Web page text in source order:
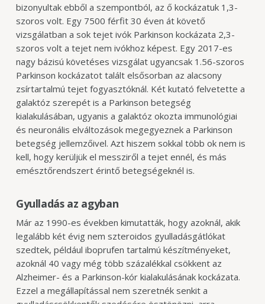
bizonyultak ebből a szempontból, az ő kockázatuk 1,3-
szoros volt. Egy 7500 férfit 30 éven át követő
vizsgálatban a sok tejet ivók Parkinson kockázata 2,3-
szoros volt a tejet nem ivókhoz képest. Egy 2017-es
nagy bázisú követéses vizsgálat ugyancsak 1.56-szoros
Parkinson kockázatot talált elsősorban az alacsony
zsírtartalmú tejet fogyasztóknál. Két kutató felvetette a
galaktóz szerepét is a Parkinson betegség
kialakulásában, ugyanis a galaktóz okozta immunológiai
és neuronális elváltozások megegyeznek a Parkinson
betegség jellemzőivel. Azt hiszem sokkal több ok nem is
kell, hogy kerüljük el messziről a tejet ennél, és más
emésztőrendszert érintő betegségeknél is.
Gyulladás az agyban
Már az 1990-es években kimutatták, hogy azoknál, akik
legalább két évig nem szteroidos gyulladásgátlókat
szedtek, például iboprufen tartalmú készítményeket,
azoknál 40 vagy még több százalékkal csökkent az
Alzheimer- és a Parkinson-kór kialakulásának kockázata.
Ezzel a megállapítással nem szeretnék senkit a